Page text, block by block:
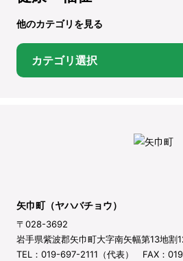
他のカテゴリを見る
カテゴリ選択
矢巾町（ヤハバチョウ）
〒028-3692
岩手県紫波郡矢巾町大字南矢幅第13地割
TEL：019-697-2111（代表） FAX：